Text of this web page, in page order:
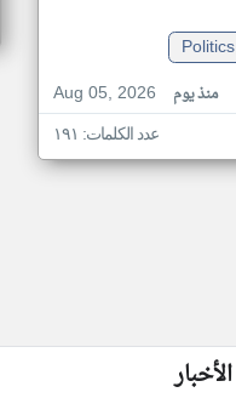
Politics
Aug 05, 2026
منذ يوم
عدد الكلمات: ١٩١